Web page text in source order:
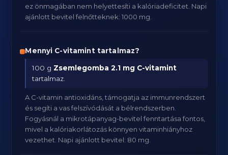
ez önmagában nem helyettesíti a kalóriadeficitet. Napi
ajánlott bevitel felnőtteknek: 1000 mg.
Mennyi C-vitamint tartalmaz?
100 g Zsemlegomba 2.1 mg C-vitamint
tartalmaz.
A C-vitamin antioxidáns, támogatja az immunrendszert
és segíti a vas felszívódását a bélrendszerben.
Fogyásnál a mikrotápanyag-bevitel fenntartása fontos,
mivel a kalóriakorlátozás könnyen vitaminhiányhoz
vezethet. Napi ajánlott bevitel: 80 mg.